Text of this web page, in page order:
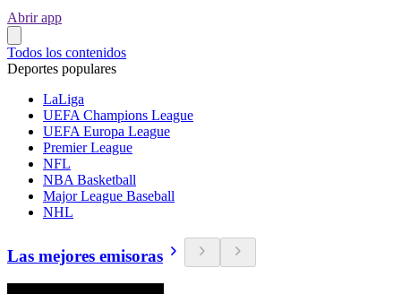
Abrir app
Todos los contenidos
Deportes populares
LaLiga
UEFA Champions League
UEFA Europa League
Premier League
NFL
NBA Basketball
Major League Baseball
NHL
Las mejores emisoras